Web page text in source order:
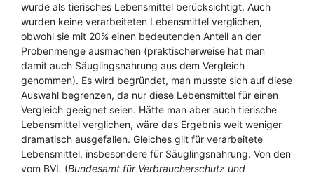
wurde als tierisches Lebensmittel berücksichtigt. Auch
wurden keine verarbeiteten Lebensmittel verglichen,
obwohl sie mit 20% einen bedeutenden Anteil an der
Probenmenge ausmachen (praktischerweise hat man
damit auch Säuglingsnahrung aus dem Vergleich
genommen). Es wird begründet, man musste sich auf diese
Auswahl begrenzen, da nur diese Lebensmittel für einen
Vergleich geeignet seien. Hätte man aber auch tierische
Lebensmittel verglichen, wäre das Ergebnis weit weniger
dramatisch ausgefallen. Gleiches gilt für verarbeitete
Lebensmittel, insbesondere für Säuglingsnahrung. Von den
vom BVL (Bundesamt für Verbraucherschutz und